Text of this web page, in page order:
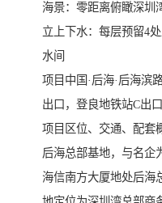
海景：零距离俯瞰深圳
立上下水：每层预留4
水间
项目中国·后海·后海滨
出口，登良地铁站C出
项目区位、交通、配套
后海总部基地，与名企
海信南方大厦地处后海